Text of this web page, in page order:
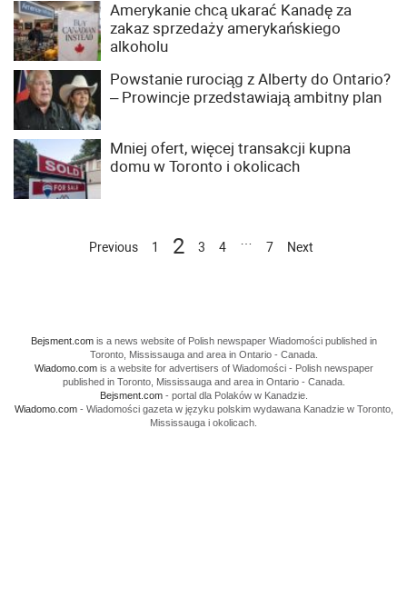
Amerykanie chcą ukarać Kanadę za
zakaz sprzedaży amerykańskiego
alkoholu
Powstanie rurociąg z Alberty do Ontario?
– Prowincje przedstawiają ambitny plan
Mniej ofert, więcej transakcji kupna
domu w Toronto i okolicach
Previous 1 2 3 4 7 Next
Bejsment.comis a news website of Polish newspaper Wiadomości published in
Toronto, Mississauga and area in Ontario - Canada.
Wiadomo.comis a website for advertisers of Wiadomości - Polish newspaper
published in Toronto, Mississauga and area in Ontario - Canada.
Bejsment.com- portal dla Polaków w Kanadzie.
Wiadomo.com- Wiadomości gazeta w języku polskim wydawana Kanadzie w Toronto,
Mississauga i okolicach.